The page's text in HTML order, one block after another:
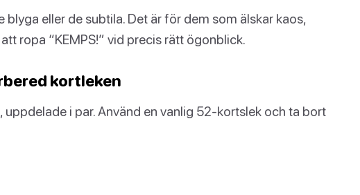
blyga eller de subtila. Det är för dem som älskar kaos,
ropa “KEMPS!” vid precis rätt ögonblick.
kortleken
uppdelade i par. Använd en vanlig 52-kortslek och ta bort